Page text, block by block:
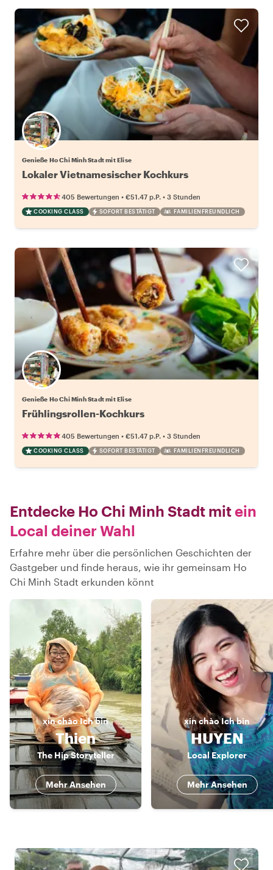
Genieße Ho Chi Minh Stadt mit Elise
Lokaler Vietnamesischer Kochkurs
405 Bewertungen • €51.47 p.P. • 3 Stunden
COOKING CLASS SOFORT BESTÄTIGT FAMILIENFREUNDLICH
Genieße Ho Chi Minh Stadt mit Elise
Frühlingsrollen-Kochkurs
405 Bewertungen • €51.47 p.P. • 3 Stunden
COOKING CLASS SOFORT BESTÄTIGT FAMILIENFREUNDLICH
Entdecke Ho Chi Minh Stadt mitein
Local deiner Wahl
Erfahre mehr über die persönlichen Geschichten der
Gastgeber und finde heraus, wie ihr gemeinsam Ho
Chi Minh Stadt erkunden könnt
xin chàoIch bin
Thien
The Hip Storyteller
Mehr Ansehen
xin chàoIch bin
HUYEN
Local Explorer
Mehr Ansehen